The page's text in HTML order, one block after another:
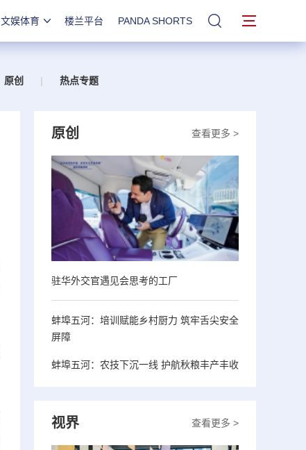
文娱体育 楼兰平台 PANDA SHORTS 站内搜索
原创 | 热点专题
查看更多 >
原创
驻华外交官遇见会思考的工厂
蚌埠五河：培训赋能乡村厨力 筑牢舌尖安全
屏障
蚌埠五河：农技下沉一线 护航秋粮丰产丰收
查看更多 >
视界